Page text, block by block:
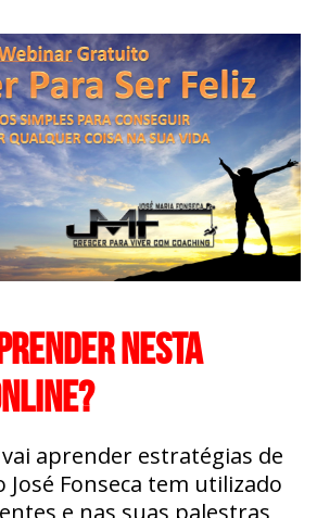
NESTA
aprender estratégias de
José Fonseca tem utilizado